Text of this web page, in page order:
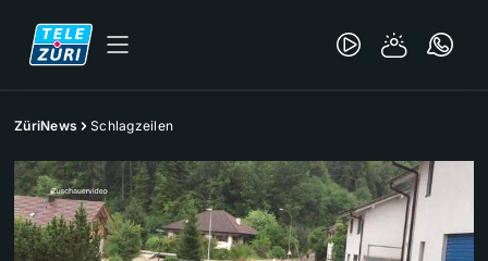
ZüriNews Schlagzeilen